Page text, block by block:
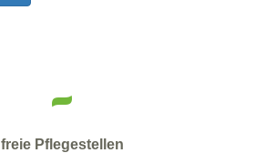
-
freie Pflegestellen